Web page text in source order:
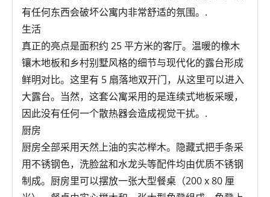
有任何东西会破坏公寓内非常舒适的氛围。.
生活
真正的亮点是面积约 25 平方米的客厅。温暖的橡木
镶木地板和乡村别墅风格的细节与现代化的露台形成
鲜明对比。这里有 5 扇落地双开门，从这里可以进入
大露台。当然，这套公寓采用的是连续式地板采暖，
因此没有任何一个散热器会造成视觉干扰。.
厨房
厨房全部采用天然上油的实芯榉木。隐藏式把手条采
用不锈钢色，洗脸盆和水龙头等配件均由优质不锈钢
制成。厨房里可以摆放一张大型餐桌（200 x 80 厘